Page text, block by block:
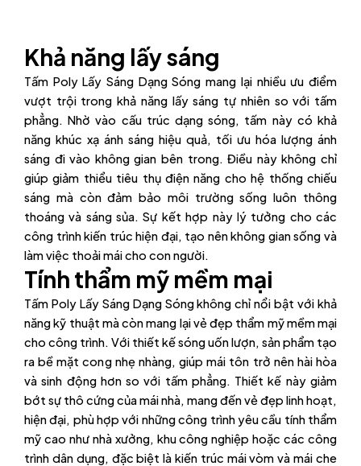
Khả năng lấy sáng
Tấm Poly Lấy Sáng Dạng Sóng mang lại nhiều ưu điểm
vượt trội trong khả năng lấy sáng tự nhiên so với tấm
phẳng. Nhờ vào cấu trúc dạng sóng, tấm này có khả
năng khúc xạ ánh sáng hiệu quả, tối ưu hóa lượng ánh
sáng đi vào không gian bên trong. Điều này không chỉ
giúp giảm thiểu tiêu thụ điện năng cho hệ thống chiếu
sáng mà còn đảm bảo môi trường sống luôn thông
thoáng và sáng sủa. Sự kết hợp này lý tưởng cho các
công trình kiến trúc hiện đại, tạo nên không gian sống và
làm việc thoải mái cho con người.
Tính thẩm mỹ mềm mại
Tấm Poly Lấy Sáng Dạng Sóng không chỉ nổi bật với khả
năng kỹ thuật mà còn mang lại vẻ đẹp thẩm mỹ mềm mại
cho công trình. Với thiết kế sóng uốn lượn, sản phẩm tạo
ra bề mặt cong nhẹ nhàng, giúp mái tôn trở nên hài hòa
và sinh động hơn so với tấm phẳng. Thiết kế này giảm
bớt sự thô cứng của mái nhà, mang đến vẻ đẹp linh hoạt,
hiện đại, phù hợp với những công trình yêu cầu tính thẩm
mỹ cao như nhà xưởng, khu công nghiệp hoặc các công
trình dân dụng, đặc biệt là kiến trúc mái vòm và mái che